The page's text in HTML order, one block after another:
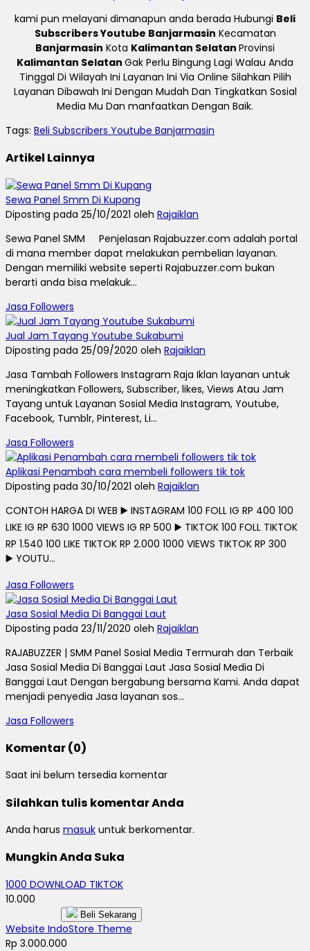
kami pun melayani dimanapun anda berada Hubungi Beli
Subscribers Youtube Banjarmasin Kecamatan
Banjarmasin Kota Kalimantan Selatan Provinsi
Kalimantan Selatan Gak Perlu Bingung Lagi Walau Anda
Tinggal Di Wilayah Ini Layanan Ini Via Online Silahkan Pilih
Layanan Dibawah Ini Dengan Mudah Dan Tingkatkan Sosial
Media Mu Dan manfaatkan Dengan Baik.
Tags: Beli Subscribers Youtube Banjarmasin
Artikel Lainnya
Sewa Panel Smm Di Kupang
Diposting pada 25/10/2021 oleh Rajaiklan
Sewa Panel SMM Penjelasan Rajabuzzer.com adalah portal
di mana member dapat melakukan pembelian layanan.
Dengan memiliki website seperti Rajabuzzer.com bukan
berarti anda bisa melakuk...
Jasa Followers
Jual Jam Tayang Youtube Sukabumi
Diposting pada 25/09/2020 oleh Rajaiklan
Jasa Tambah Followers Instagram Raja Iklan layanan untuk
meningkatkan Followers, Subscriber, likes, Views Atau Jam
Tayang untuk Layanan Sosial Media Instagram, Youtube,
Facebook, Tumblr, Pinterest, Li...
Jasa Followers
Aplikasi Penambah cara membeli followers tik tok
Diposting pada 30/10/2021 oleh Rajaiklan
CONTOH HARGA DI WEB ▶️ INSTAGRAM 100 FOLL IG RP 400 100
LIKE IG RP 630 1000 VIEWS IG RP 500 ▶️ TIKTOK 100 FOLL TIKTOK
RP 1.540 100 LIKE TIKTOK RP 2.000 1000 VIEWS TIKTOK RP 300
▶️ YOUTU...
Jasa Followers
Jasa Sosial Media Di Banggai Laut
Diposting pada 23/11/2020 oleh Rajaiklan
RAJABUZZER | SMM Panel Sosial Media Termurah dan Terbaik
Jasa Sosial Media Di Banggai Laut Jasa Sosial Media Di
Banggai Laut Dengan bergabung bersama Kami. Anda dapat
menjadi penyedia Jasa layanan sos...
Jasa Followers
Komentar (0)
Saat ini belum tersedia komentar
Silahkan tulis komentar Anda
Anda harus masuk untuk berkomentar.
Mungkin Anda Suka
1000 DOWNLOAD TIKTOK
10.000
Beli Sekarang
Website IndoStore Theme
Rp 3.000.000